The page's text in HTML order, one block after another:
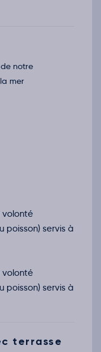
notre
mer
volonté
poisson) servis à
volonté
poisson) servis à
terrasse